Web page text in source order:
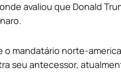
avaliou que Donald
o mandatário norte-
seu antecessor,